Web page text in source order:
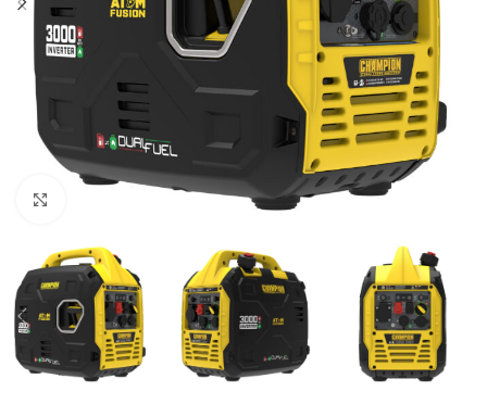
Spustelėkite, kad padidintumėte